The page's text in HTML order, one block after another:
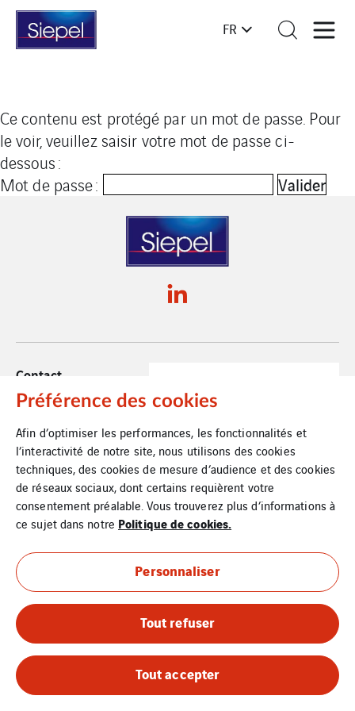
FR
Ce contenu est protégé par un mot de passe. Pour
le voir, veuillez saisir votre mot de passe ci-
dessous :
Mot de passe :
Contact
Mentions Légales
Cookies
Plan du site
Préférence des cookies
Afin d’optimiser les performances, les fonctionnalités et
l’interactivité de notre site, nous utilisons des cookies
techniques, des cookies de mesure d’audience et des cookies
de réseaux sociaux, dont certains requièrent votre
consentement préalable. Vous trouverez plus d’informations à
ce sujet dans notre Politique de cookies.
Personnaliser
Tout refuser
Tout accepter